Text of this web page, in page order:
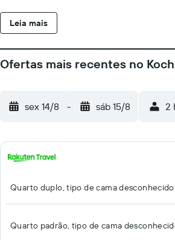
Este hotel em Kochi dispõe de acesso
Wi-Fi. O serviço de limpeza é fornecido
requisitadas. As atividades recreativas
Leia mais
Ofertas mais recentes no
sex 14/8 - sáb 15/8 2
Quarto duplo, tipo de cama desconhecido
Quarto padrão, tipo de cama